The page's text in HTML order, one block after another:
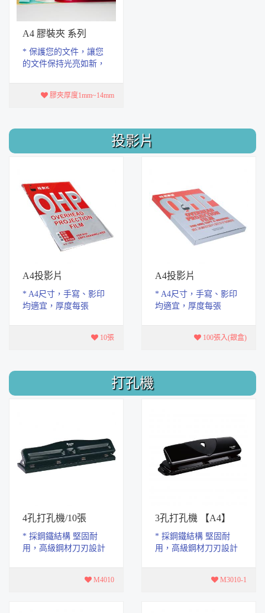
A4 膠裝夾 系列
* 保護您的文件，讓您
的文件保持光亮如新，
壞。 * 膠夾厚度1...
膠夾厚度1mm~14mm
投影片
A4投影片
* A4尺寸，手寫、影印
均適宜，厚度每張
印、手寫、雷射(不適用10張
A4投影片
* A4尺寸，手寫、影印
均適宜，厚度每張
印、手寫、雷射(不適用
100張入(銀盒)
打孔機
4孔打孔機/10張
* 採鋼鐵結構 堅固耐
用，高級鋼材刀刃設計
頭，裝訂方便整齊...M4010
3孔打孔機 【A4】
* 採鋼鐵結構 堅固耐
用，高級鋼材刀刃設計
頭，裝訂方便整齊...M3010-1